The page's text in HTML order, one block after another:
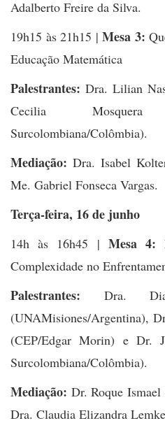
Adalberto Freire da Silva.
19h15 às 21h15 | Mesa 3:
Educação Matemática
Palestrantes: Dra. Lilian
Cecilia
Surcolombiana/Colômbia).
Mediação: Dra. Isabel
Me. Gabriel Fonseca Vargas.
Terça-feira, 16 de junho
14h às 16h45 | Mesa 4:
Complexidade no
Palestrantes: Dra.
(UNAMisiones/Argentina),
(CEP/Edgar Morin) e Dr.
Surcolombiana/Colômbia).
Mediação: Dr. Roque
Dra. Claudia Elizandra